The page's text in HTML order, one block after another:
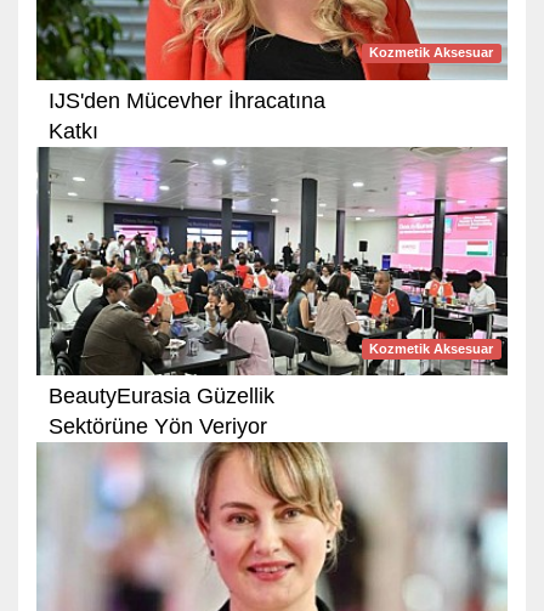
Kozmetik Aksesuar
IJS'den Mücevher İhracatına
Katkı
Kozmetik Aksesuar
BeautyEurasia Güzellik
Sektörüne Yön Veriyor